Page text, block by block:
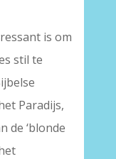
is om
stil te
Paradijs,
de ‘blonde